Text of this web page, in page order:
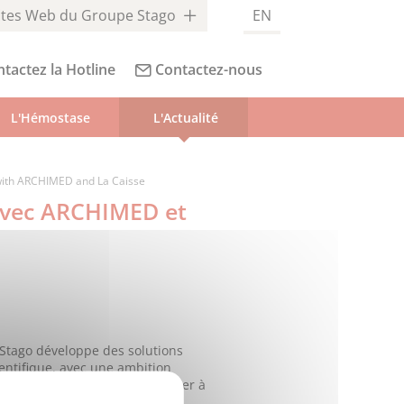
Web du Groupe Stago EN
la Hotline Contactez-nous
L'Hémostase L'Actualité
ARCHIMED and La Caisse
ARCHIMED et
développe des solutions
avec une ambition
de santé et contribuer à